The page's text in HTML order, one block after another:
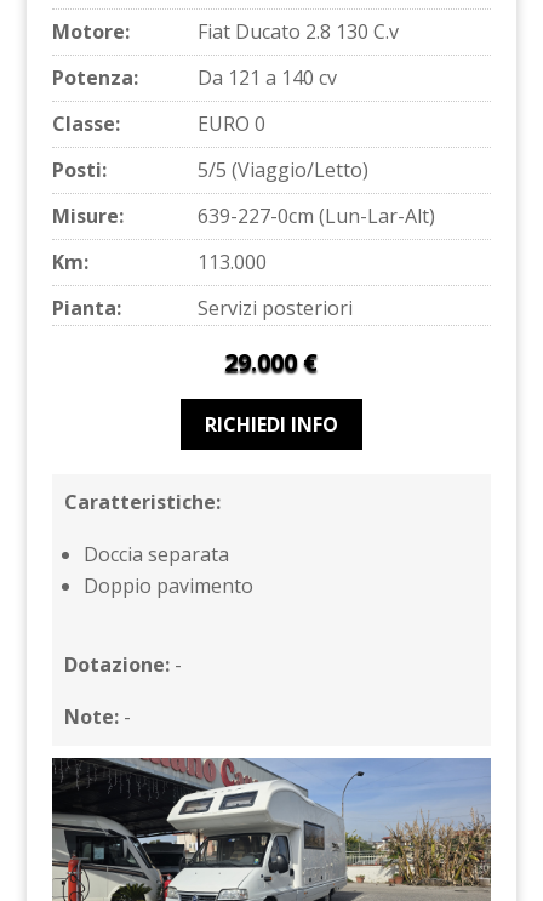
Motore:
Fiat Ducato 2.8 130 C.v
Potenza:
Da 121 a 140 cv
Classe:
EURO 0
Posti:
5/5 (Viaggio/Letto)
Misure:
639-227-0cm (Lun-Lar-Alt)
Km:
113.000
Pianta:
Servizi posteriori
29.000 €
RICHIEDI INFO
Caratteristiche:
Doccia separata
Doppio pavimento
Dotazione:-
Note:-